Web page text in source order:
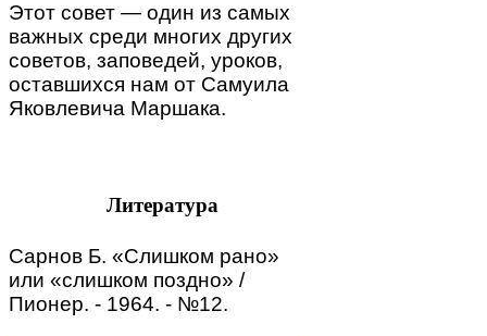
Этот совет — один из самых
важных среди многих других
советов, заповедей, уроков,
оставшихся нам от Самуила
Яковлевича Маршака.
Литература
Сарнов Б. «Слишком рано»
или «слишком поздно» /
Пионер. - 1964. - №12.